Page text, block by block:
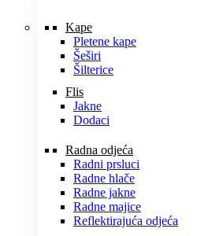
Kape
Pletene kape
Šeširi
Šilterice
Flis
Jakne
Dodaci
Radna odjeća
Radni prsluci
Radne hlače
Radne jakne
Radne majice
Reflektirajuća odjeća